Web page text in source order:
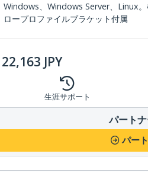
Windows、Windows Server、Linux
ロープロファイルブラケット付属
22,163 JPY
生涯サポート
パート
パー